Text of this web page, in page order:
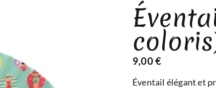
9,00 €
Éventail élégant et